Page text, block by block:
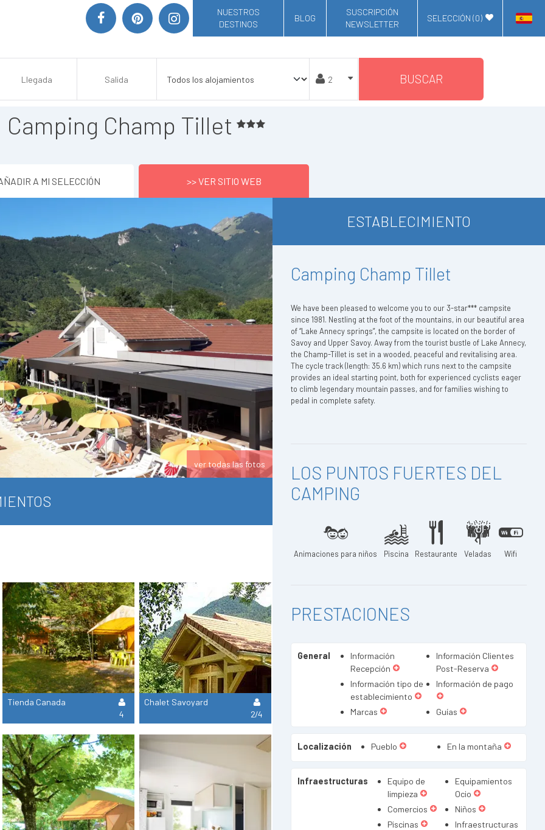
NUESTROS
DESTINOS
BLOG
SUSCRIPCIÓN
NEWSLETTER
SELECCIÓN (0)
BUSCAR
Camping Champ Tillet
A MI SELECCIÓN >> VER SITIO WEB
ver todas las fotos
Tienda Canada
4
Chalet Savoyard
2/4
ESTABLECIMIENTO
Camping Champ Tillet
We have been pleased to welcome you to our 3-star*** campsite
since 1981. Nestling at the foot of the mountains, in our beautiful area
of “Lake Annecy springs”, the campsite is located on the border of
Savoy and Upper Savoy. Away from the tourist bustle of Lake Annecy,
the Champ-Tillet is set in a wooded, peaceful and revitalising area.
The cycle track (length: 35.6 km) which runs next to the campsite
provides an ideal starting point, both for experienced cyclists eager
to climb legendary mountain passes, and for families wishing to
pedal in complete safety.
LOS PUNTOS FUERTES DEL
CAMPING
Animaciones para niños Piscina Restaurante Veladas Wifi
PRESTACIONES
General
Información
Recepción
Información Clientes
Post-Reserva
Información tipo de
establecimiento
Información de pago
Marcas Guías
Localización Pueblo En la montaña
Infraestructuras
Equipo de
limpieza
Equipamientos
Ocio
Comercios
Niños
Piscinas
Infraestructuras